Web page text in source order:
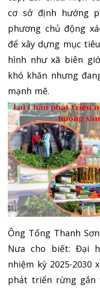
cơ sở định hướng
phương chủ động
để xây dựng mục
hình như xã biên
khó khăn nhưng
mạnh mẽ.
Ông Tống Thanh
Nưa cho biết: Đại
nhiệm kỳ 2025-2030
phát triển rừng gắn